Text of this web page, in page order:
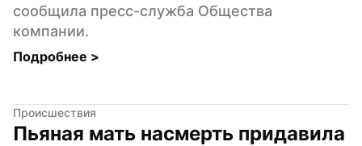
сообщила пресс-служба Общества
компании.
Подробнее >
Происшествия
Пьяная мать насмерть придавила